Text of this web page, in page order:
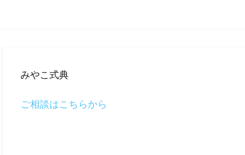
みやこ式典
ご相談はこちらから